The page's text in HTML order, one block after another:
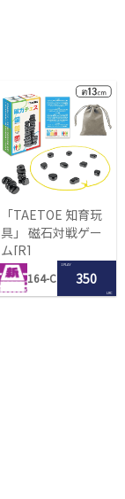
「TAETOE 知育玩
具」 磁石対戦ゲー
ム[R]
164-C
1 PLAY
350
LRC